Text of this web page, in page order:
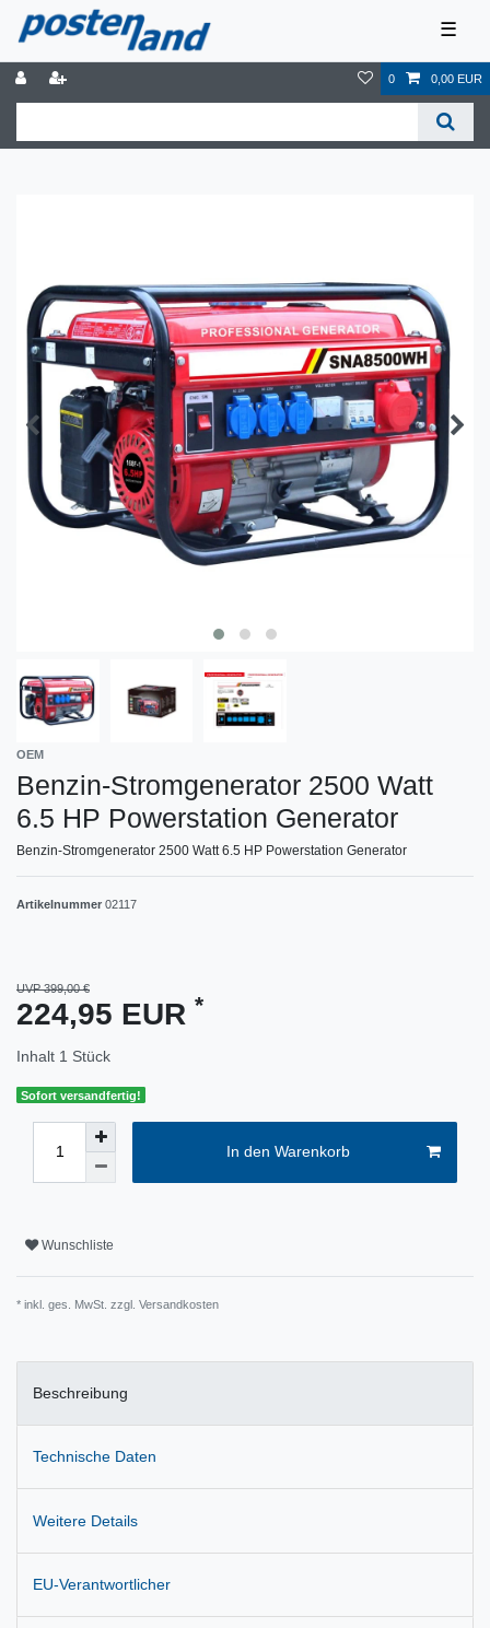
☰
0 0,00 EUR
OEM
Benzin-Stromgenerator 2500 Watt
6.5 HP Powerstation Generator
Benzin-Stromgenerator 2500 Watt 6.5 HP Powerstation Generator
Artikelnummer 02117
UVP 399,00 €
224,95 EUR *
Inhalt 1 Stück
Sofort versandfertig!
In den Warenkorb
Wunschliste
* inkl. ges. MwSt. zzgl. Versandkosten
Beschreibung
Technische Daten
Weitere Details
EU-Verantwortlicher